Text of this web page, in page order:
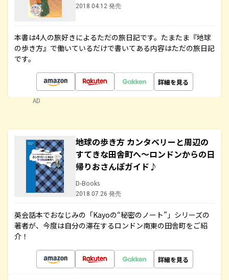
2018.04.12 発売
本書は4人の旅好きによるただの旅日記です。たまたま『地球
の歩き方』で働いているだけで書いてある内容はただの旅日記
です。
詳細を見る
AD
地球の歩き方 カンタベリーと周辺の
すてきな田舎町へ～ロンドンからの日
帰りおさんぽガイド♪
D-Books
2018.07.26 発売
英会話本でおなじみの「Kayoの“秘密のノート”」シリーズの
著者が、今度は自分の滞在するロンドン南東の田舎町をご紹
介！
詳細を見る